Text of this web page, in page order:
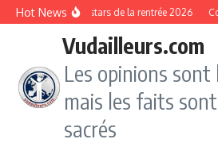
Aller au contenu
Hot News
Les produits stars de la rentrée 2026
Vudailleurs.com
Les opinions sont
mais les faits sont
sacrés